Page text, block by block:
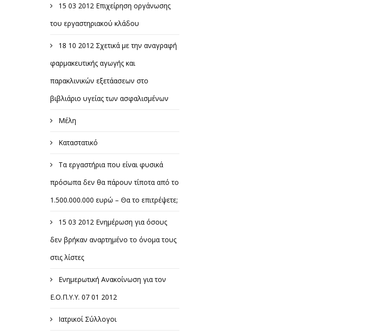
15 03 2012 Επιχείρηση οργάνωσης
του εργαστηριακού κλάδου
18 10 2012 Σχετικά με την αναγραφή
φαρμακευτικής αγωγής και
παρακλινικών εξετάασεων στο
βιβλιάριο υγείας των ασφαλισμένων
Μέλη
Καταστατικό
Τα εργαστήρια που είναι φυσικά
πρόσωπα δεν θα πάρουν τίποτα από το
1.500.000.000 ευρώ – Θα το επιτρέψετε;
15 03 2012 Ενημέρωση για όσους
δεν βρήκαν αναρτημένο το όνομα τους
στις λίστες
Ενημερωτική Ανακοίνωση για τον
Ε.Ο.Π.Υ.Υ. 07 01 2012
Ιατρικοί Σύλλογοι